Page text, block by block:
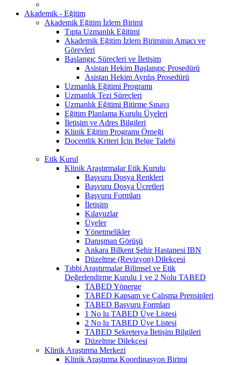
Akademik - Eğitim
Akademik Eğitim İzlem Birimi
Tıpta Uzmanlık Eğitimi
Akademik Eğitim İzlem Biriminin Amacı ve
Görevleri
Başlangıç Süreçleri ve İletişim
Asistan Hekim Başlangıç Prosedürü
Asistan Hekim Ayrılış Prosedürü
Uzmanlık Eğitimi Programı
Uzmanlık Tezi Süreçleri
Uzmanlık Eğitimi Bitirme Sınavı
Eğitim Planlama Kurulu Üyeleri
İletişim ve Adres Bilgileri
Klinik Eğitim Programı Örneği
Doçentlik Kriteri İçin Belge Talebi
Etik Kurul
Klinik Araştırmalar Etik Kurulu
Başvuru Dosya Renkleri
Başvuru Dosya Ücretleri
Başvuru Formları
İletişim
Kılavuzlar
Üyeler
Yönetmelikler
Danışman Görüşü
Ankara Bilkent Şehir Hastanesi IBN
Düzeltme (Revizyon) Dilekçesi
Tıbbi Araştırmalar Bilimsel ve Etik
Değerlendirme Kurulu 1 ve 2 Nolu TABED
TABED Yönerge
TABED Kapsam ve Çalışma Prensipleri
TABED Başvuru Formları
1 No lu TABED Üye Listesi
2 No lu TABED Üye Listesi
TABED Sekreterya İletişim Bilgileri
Düzeltme Dilekçesi
Klinik Araştırma Merkezi
Klinik Araştırma Koordinasyon Birimi